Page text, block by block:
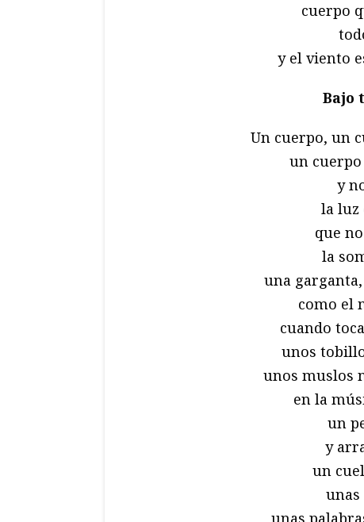
cuerpo
y el viento
Bajo
Un cuerpo, un
un
y
la luz
que
la
una
como el
cuando
unos
unos muslos
en la
un
y
un
unas
unas